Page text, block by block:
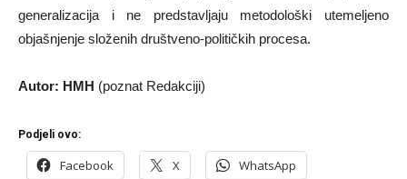
generalizacija i ne predstavljaju metodološki utemeljeno
objašnjenje složenih društveno-političkih procesa.
Autor: HMH (poznat Redakciji)
Podjeli ovo:
Facebook X WhatsApp